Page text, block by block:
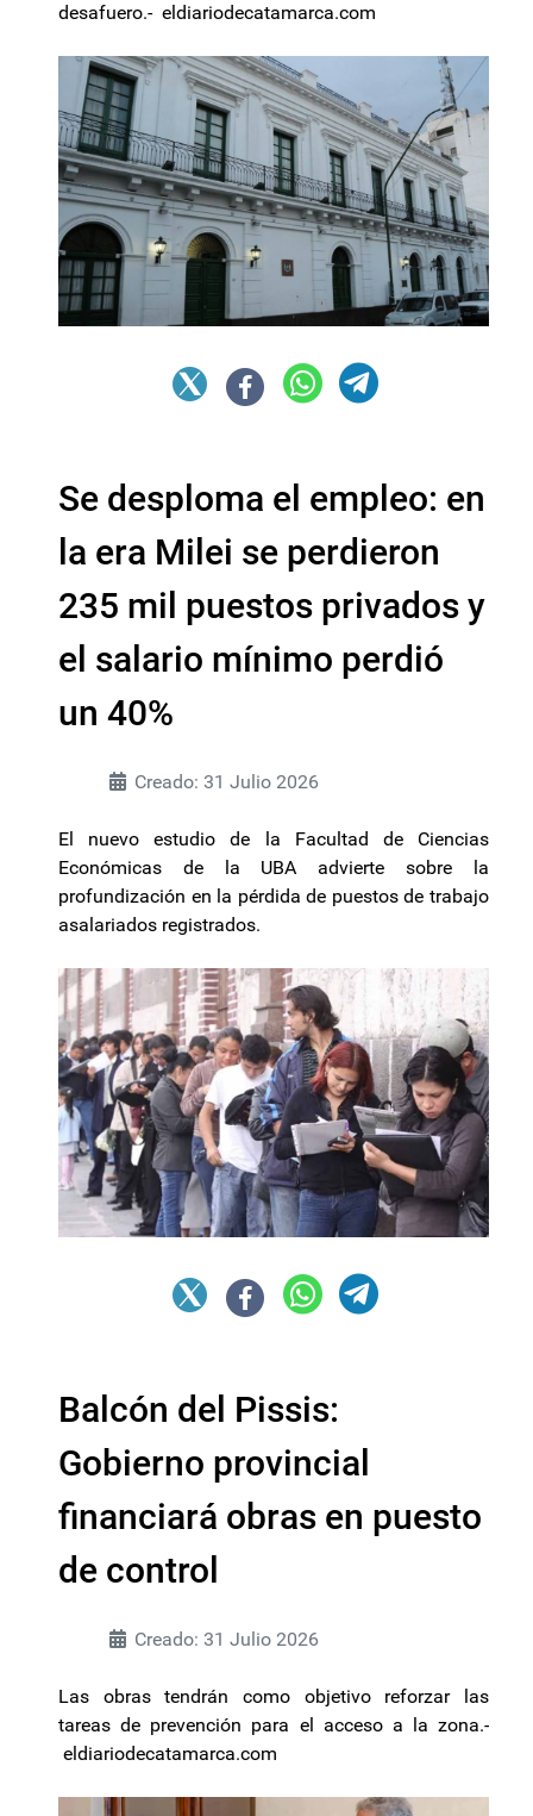
desafuero.- eldiariodecatamarca.com
Se desploma el empleo: en
la era Milei se perdieron
235 mil puestos privados y
el salario mínimo perdió
un 40%
Creado: 31 Julio 2026
El nuevo estudio de la Facultad de Ciencias
Económicas de la UBA advierte sobre la
profundización en la pérdida de puestos de trabajo
asalariados registrados.
Balcón del Pissis:
Gobierno provincial
financiará obras en puesto
de control
Creado: 31 Julio 2026
Las obras tendrán como objetivo reforzar las
tareas de prevención para el acceso a la zona.-
eldiariodecatamarca.com